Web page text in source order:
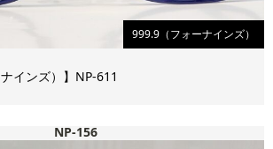
999.9（フォーナインズ）
インズ）】NP-611
NP-156